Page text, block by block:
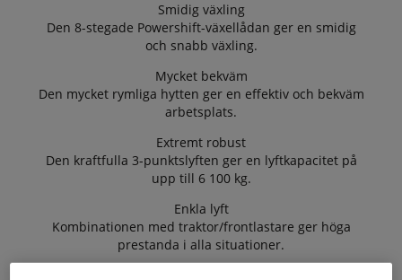
Smidig växling
Den 8-stegade Powershift-växellådan ger en smidig
och snabb växling.
Mycket bekväm
Den mycket rymliga hytten ger en effektiv och bekväm
arbetsplats.
Extremt robust
Den kraftfulla 3-punktslyften ger en lyftkapacitet på
upp till 6 100 kg.
Enkla lyft
Kombinationen med traktor/frontlastare ger höga
prestanda i alla situationer.